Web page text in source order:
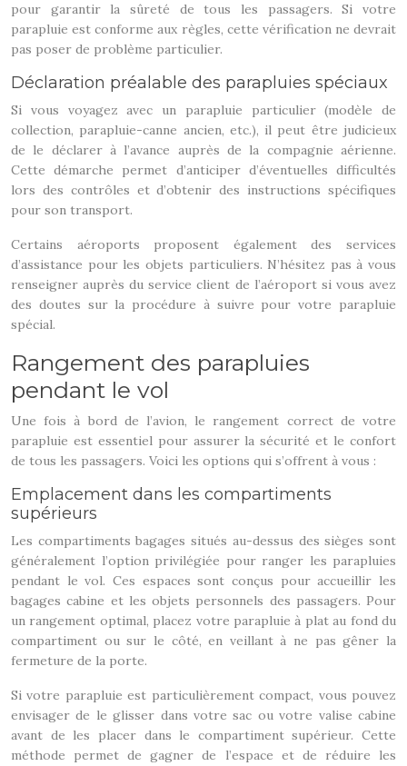
pour garantir la sûreté de tous les passagers. Si votre
parapluie est conforme aux règles, cette vérification ne devrait
pas poser de problème particulier.
Déclaration préalable des parapluies spéciaux
Si vous voyagez avec un parapluie particulier (modèle de
collection, parapluie-canne ancien, etc.), il peut être judicieux
de le déclarer à l’avance auprès de la compagnie aérienne.
Cette démarche permet d’anticiper d’éventuelles difficultés
lors des contrôles et d’obtenir des instructions spécifiques
pour son transport.
Certains aéroports proposent également des services
d’assistance pour les objets particuliers. N’hésitez pas à vous
renseigner auprès du service client de l’aéroport si vous avez
des doutes sur la procédure à suivre pour votre parapluie
spécial.
Rangement des parapluies
pendant le vol
Une fois à bord de l’avion, le rangement correct de votre
parapluie est essentiel pour assurer la sécurité et le confort
de tous les passagers. Voici les options qui s’offrent à vous :
Emplacement dans les compartiments
supérieurs
Les compartiments bagages situés au-dessus des sièges sont
généralement l’option privilégiée pour ranger les parapluies
pendant le vol. Ces espaces sont conçus pour accueillir les
bagages cabine et les objets personnels des passagers. Pour
un rangement optimal, placez votre parapluie à plat au fond du
compartiment ou sur le côté, en veillant à ne pas gêner la
fermeture de la porte.
Si votre parapluie est particulièrement compact, vous pouvez
envisager de le glisser dans votre sac ou votre valise cabine
avant de les placer dans le compartiment supérieur. Cette
méthode permet de gagner de l’espace et de réduire les